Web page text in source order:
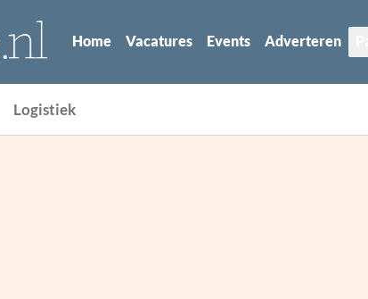
Home Vacatures Events Adverteren
Logistiek